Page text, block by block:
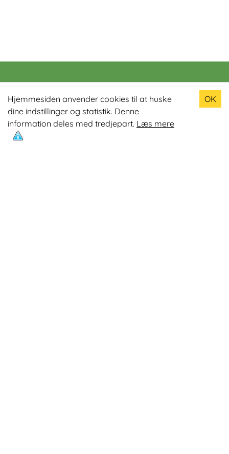
Hjemmesiden anvender cookies til at huske
dine indstillinger og statistik. Denne
information deles med tredjepart. Læs mere
OK
Populære produkter
Odin R900 Romaskine
Odin S900 Spinningcykel